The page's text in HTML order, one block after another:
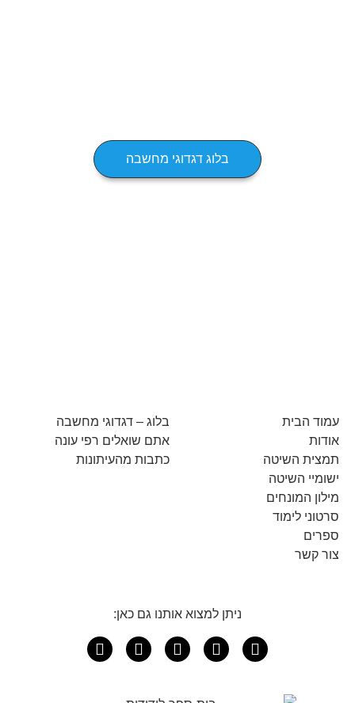
בלוג דגדוגי מחשבה
עמוד הבית
אודות
תמצית השיטה
ישומיי השיטה
מילון המונחים
סרטוני לימוד
ספרים
צור קשר
בלוג – דגדוגי מחשבה
אתם שואלים רפי עונה
כתבות מהעיתונות
ניתן למצוא אותנו גם כאן: